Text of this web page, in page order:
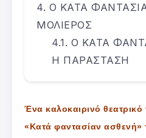
Ο ΚΑΤΑ
ΜΟΛΙΕΡΟΣ
Ο ΚΑΤΑ
Η ΠΑΡΑΣΤΑΣΗ
Ένα καλοκαιρινό θεατρικό
«Κατά φαντασίαν ασθενή»